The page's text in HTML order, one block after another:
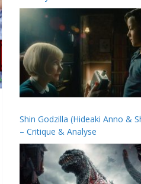
Shin Godzilla (Hideaki Anno &
– Critique & Analyse